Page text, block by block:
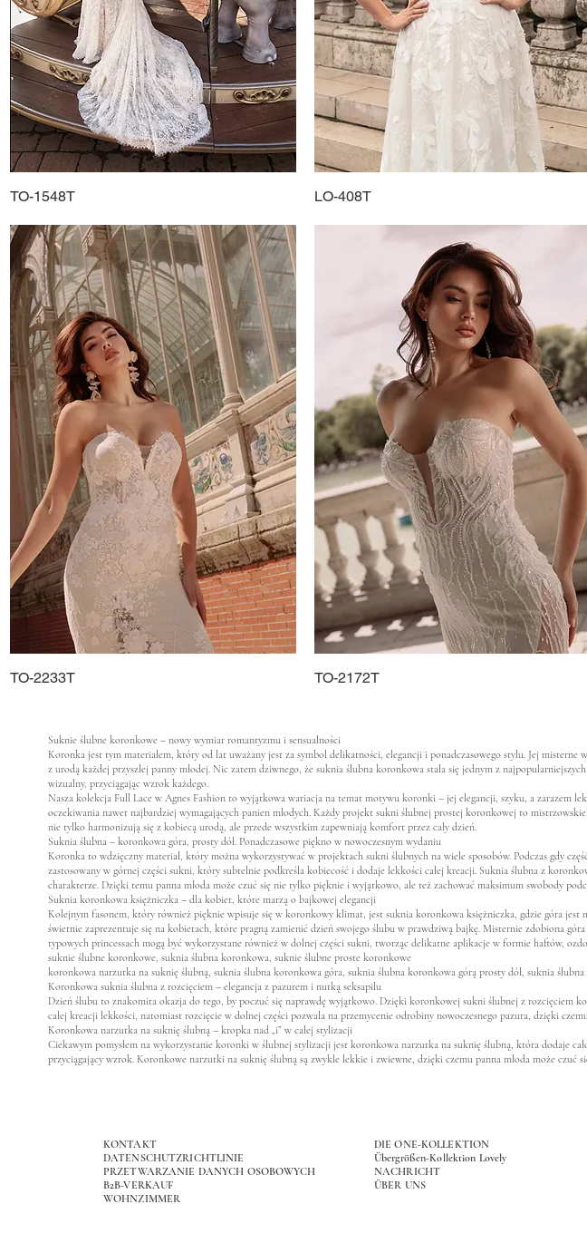
TO-1548T LO-408T
TO-2233T TO-2172T
Suknie ślubne koronkowe – nowy wymiar romantyzmu i sensualności
Koronka jest tym materiałem, który od lat uważany jest za symbol delikatności, elegancji i ponadczasowego stylu. Jej
z urodą każdej przyszłej panny młodej. Nic zatem dziwnego, że suknia ślubna koronkowa stała się jednym z
wizualny, przyciągając wzrok każdego.
Nasza kolekcja Full Lace w Agnes Fashion to wyjątkowa wariacja na temat motywu koronki – jej elegancji, szyku, a zarazem
oczekiwania nawet najbardziej wymagających panien młodych. Każdy projekt sukni ślubnej prostej koronkowej to
nie tylko harmonizują się z kobiecą urodą, ale przede wszystkim zapewniają komfort przez cały dzień.
Suknia ślubna – koronkowa góra, prosty dół. Ponadczasowe piękno w nowoczesnym wydaniu
Koronka to wdzięczny materiał, który można wykorzystywać w projektach sukni ślubnych na wiele sposobów. Podczas gdy
zastosowany w górnej części sukni, który subtelnie podkreśla kobiecość i dodaje lekkości całej kreacji. Suknia ślubna z
charakterze. Dzięki temu panna młoda może czuć się nie tylko pięknie i wyjątkowo, ale też zachować maksimum swobody
Suknia koronkowa księżniczka – dla kobiet, które marzą o bajkowej elegancji
Kolejnym fasonem, który również pięknie wpisuje się w koronkowy klimat, jest suknia koronkowa księżniczka, gdzie góra
świetnie zaprezentuje się na kobietach, które pragną zamienić dzień swojego ślubu w prawdziwą bajkę. Misternie zdobiona
typowych princessach mogą być wykorzystane również w dolnej części sukni, tworząc delikatne aplikacje w formie haftów,
suknie ślubne koronkowe, suknia ślubna koronkowa, suknie ślubne proste koronkowe
koronkowa narzutka na suknię ślubną, suknia ślubna koronkowa góra, suknia ślubna koronkowa górą prosty dół, suknia
Koronkowa suknia ślubna z rozcięciem – elegancja z pazurem i nutką seksapilu
Dzień ślubu to znakomita okazja do tego, by poczuć się naprawdę wyjątkowo. Dzięki koronkowej sukni ślubnej z rozcięciem
całej kreacji lekkości, natomiast rozcięcie w dolnej części pozwala na przemycenie odrobiny nowoczesnego pazura, dzięki
Koronkowa narzutka na suknię ślubną – kropka nad „i” w całej stylizacji
Ciekawym pomysłem na wykorzystanie koronki w ślubnej stylizacji jest koronkowa narzutka na suknię ślubną, która dodaje
przyciągający wzrok. Koronkowe narzutki na suknię ślubną są zwykle lekkie i zwiewne, dzięki czemu panna młoda może czuć
KONTAKT
DIE ONE-KOLLEKTION
DATENSCHUTZRICHTLINIE
Übergrößen-Kollektion Lovely
NACHRICHT
PRZETWARZANIE DANYCH OSOBOWYCH
B2B-VERKAUF
ÜBER UNS
WOHNZIMMER